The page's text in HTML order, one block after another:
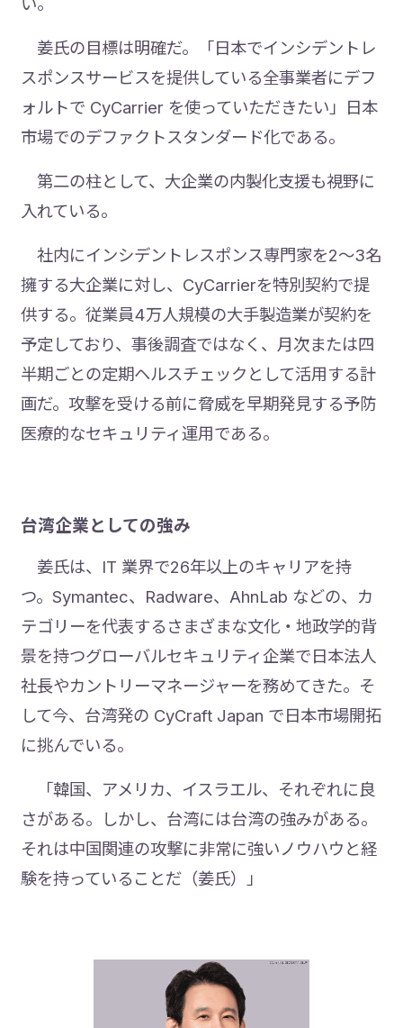
姜氏の目標は明確だ。「日本でインシデントレ
スポンスサービスを提供している全事業者にデフ
ォルトで CyCarrier を使っていただきたい」日本
市場でのデファクトスタンダード化である。
第二の柱として、大企業の内製化支援も視野に
入れている。
社内にインシデントレスポンス専門家を2～3名
擁する大企業に対し、CyCarrierを特別契約で提
供する。従業員4万人規模の大手製造業が契約を
予定しており、事後調査ではなく、月次または四
半期ごとの定期ヘルスチェックとして活用する計
画だ。攻撃を受ける前に脅威を早期発見する予防
医療的なセキュリティ運用である。
台湾企業としての強み
姜氏は、IT 業界で26年以上のキャリアを持
つ。Symantec、Radware、AhnLab などの、カ
テゴリーを代表するさまざまな文化・地政学的背
景を持つグローバルセキュリティ企業で日本法人
社長やカントリーマネージャーを務めてきた。そ
して今、台湾発の CyCraft Japan で日本市場開拓
に挑んでいる。
「韓国、アメリカ、イスラエル、それぞれに良
さがある。しかし、台湾には台湾の強みがある。
それは中国関連の攻撃に非常に強いノウハウと経
験を持っていることだ（姜氏）」